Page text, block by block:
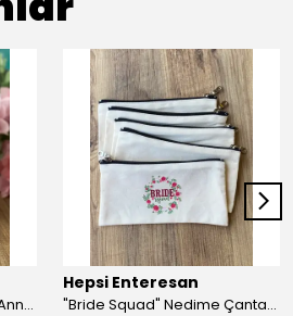
"BEST MOM EVER" Kupası, Anneye Hediye, Anneler Günü, Porselen T Kupa
Hepsi Enteresan
"Bride Squad" Nedime Çantası, Kına Hediyesi, Düğün Hediyesi (5 adet)